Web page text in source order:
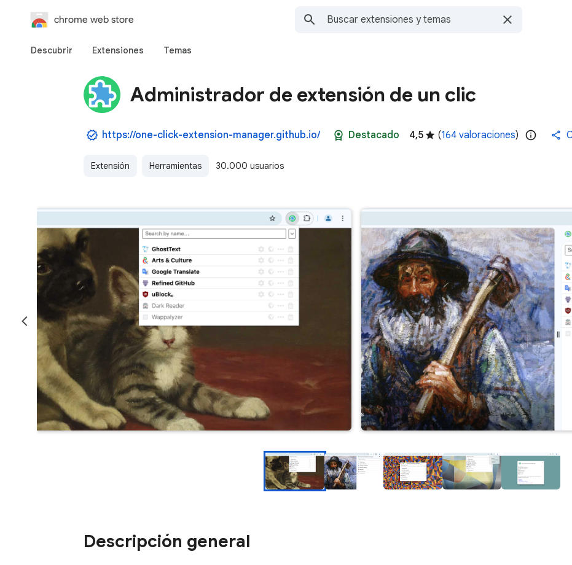
chrome web store
Descubrir Extensiones Temas
Administrador de extensión de un clic
https://one-click-extension-manager.github.io/ Destacado 4,5 (164 valoraciones)
Extensión Herramientas 30.000 usuarios
Descripción general